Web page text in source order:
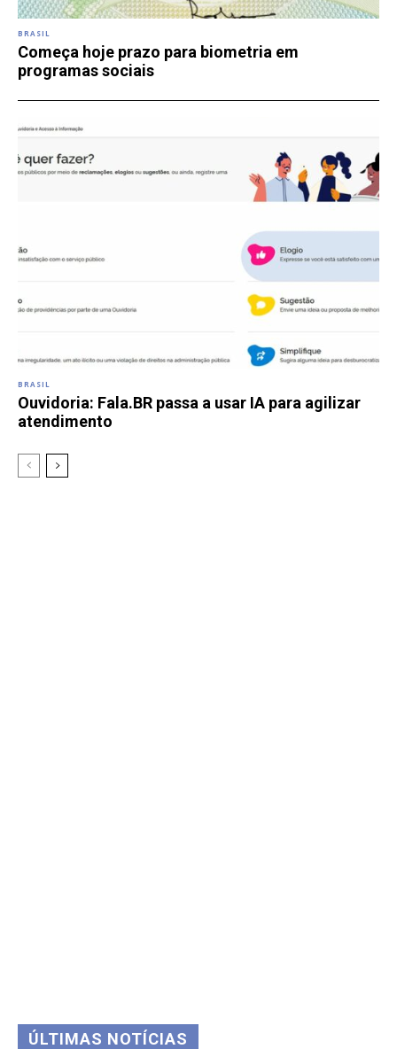
BRASIL
Começa hoje prazo para biometria em
programas sociais
BRASIL
Ouvidoria: Fala.BR passa a usar IA para agilizar
atendimento
ÚLTIMAS NOTÍCIAS